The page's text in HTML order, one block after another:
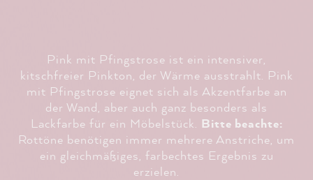
Pink mit Pfingstrose ist ein intensiver,
kitschfreier Pinkton, der Wärme ausstrahlt. Pink
mit Pfingstrose eignet sich als Akzentfarbe an
der Wand, aber auch ganz besonders als
Lackfarbe für ein Möbelstück. Bitte beachte:
Rottöne benötigen immer mehrere Anstriche, um
ein gleichmäßiges, farbechtes Ergebnis zu
erzielen.